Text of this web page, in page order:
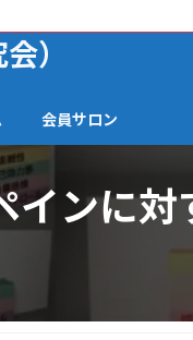
）
会員サロン
インに対